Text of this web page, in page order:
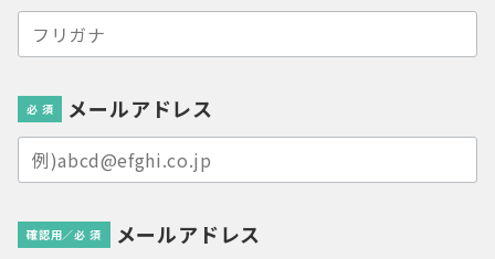
必 須 メールアドレス
確認用／必 須 メールアドレス